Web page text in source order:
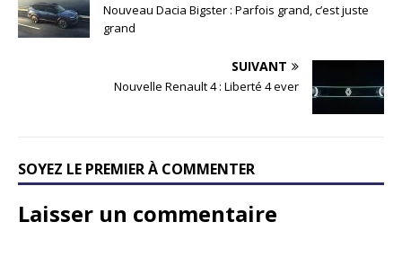
Nouveau Dacia Bigster : Parfois grand, c’est juste
grand
SUIVANT
Nouvelle Renault 4 : Liberté 4 ever
SOYEZ LE PREMIER À COMMENTER
Laisser un commentaire